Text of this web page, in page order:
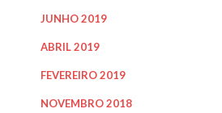
JUNHO 2019
ABRIL 2019
FEVEREIRO 2019
NOVEMBRO 2018